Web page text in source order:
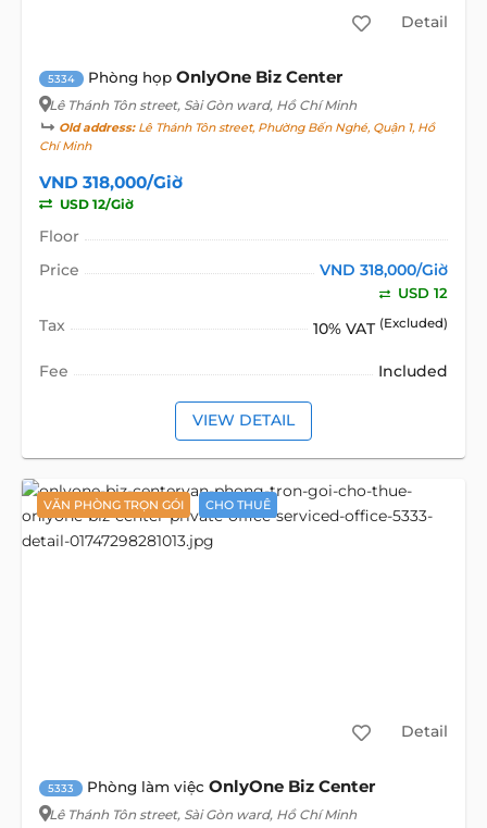
Detail
5334 Phòng họp OnlyOne Biz Center
Lê Thánh Tôn street, Sài Gòn ward, Hồ Chí Minh
Old address:Lê Thánh Tôn street, Phường Bến Nghé, Quận 1, Hồ
Chí Minh
VND 318,000/Giờ
USD 12/Giờ
Floor
Price
VND 318,000/Giờ
USD 12
Tax 10% VAT (Excluded)
Fee Included
VIEW DETAIL
VĂN PHÒNG TRỌN GÓI CHO THUÊ
Detail
5333 Phòng làm việc OnlyOne Biz Center
Lê Thánh Tôn street, Sài Gòn ward, Hồ Chí Minh